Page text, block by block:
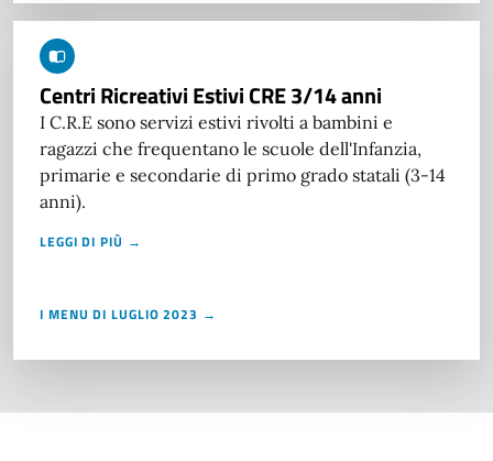
Centri Ricreativi Estivi CRE 3/14 anni
I C.R.E sono servizi estivi rivolti a bambini e
ragazzi che frequentano le scuole dell'Infanzia,
primarie e secondarie di primo grado statali (3-14
anni).
LEGGI DI PIÙ →
I MENU DI LUGLIO 2023 →